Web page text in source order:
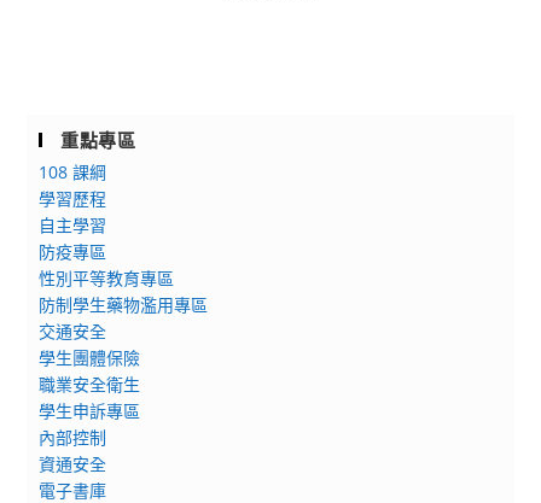
重點專區
108 課綱
學習歷程
自主學習
防疫專區
性別平等教育專區
防制學生藥物濫用專區
交通安全
學生團體保險
職業安全衛生
學生申訴專區
內部控制
資通安全
電子書庫